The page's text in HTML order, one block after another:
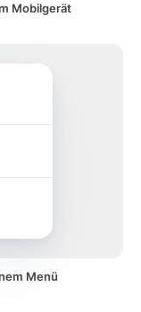
Mobilgerät
Menü